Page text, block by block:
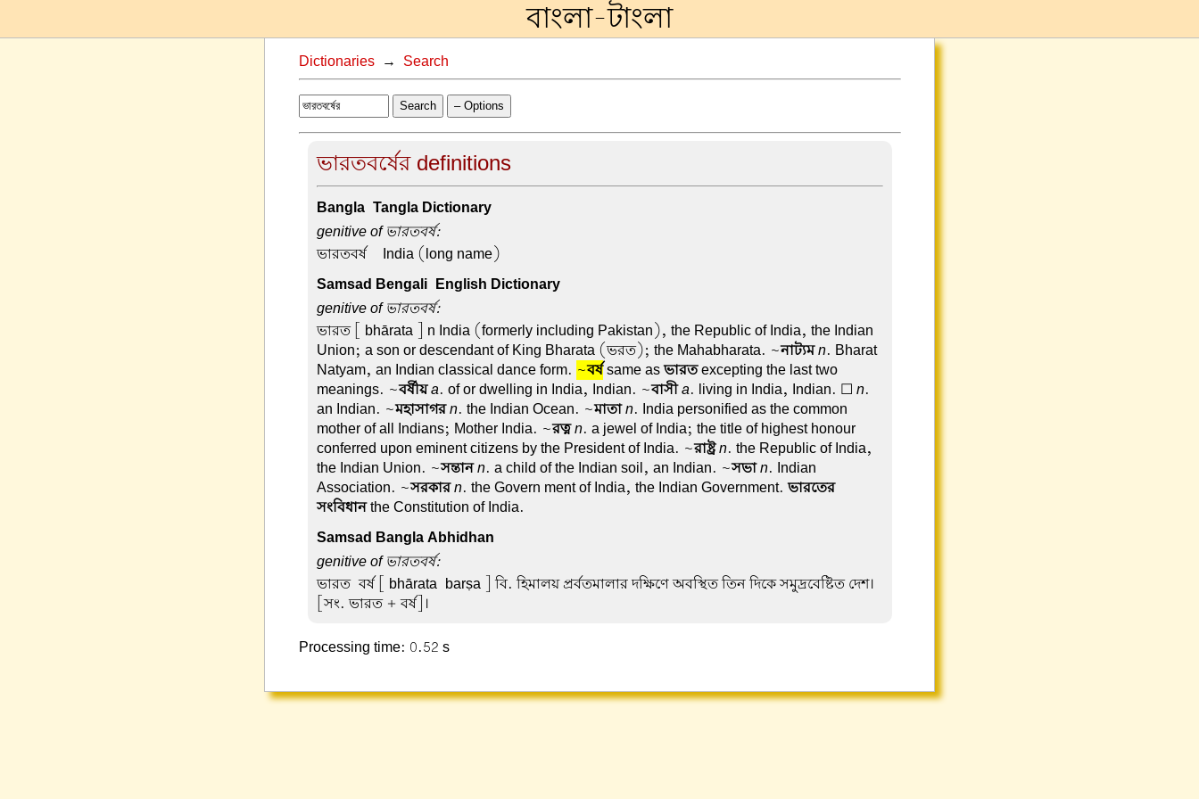
বাংলা-টাংলা
Dictionaries→ Search
Search – Options
ভারতবর্ষের definitions
Bangla-Tangla Dictionary
genitive of ভারতবর্ষ:
ভারতবর্ষ – India (long name)
Samsad Bengali-English Dictionary
genitive of ভারতবর্ষ:
ভারত[ bhārata ] n India (formerly including Pakistan), the Republic of India, the Indian
Union; a son or descendant of King Bharata (ভরত); the Mahabharata. ~নাট্যম n. Bharat
Natyam, an Indian classical dance form. ~বর্ষsame asভারতexcepting the last two
meanings. ~বর্ষীয় a. of or dwelling in India, Indian. ~বাসী a. living in India, Indian. ☐ n.
an Indian. ~মহাসাগর n. the Indian Ocean. ~মাতা n. India personified as the common
mother of all Indians; Mother India. ~রত্ন n. a jewel of India; the title of highest honour
conferred upon eminent citizens by the President of India. ~রাষ্ট্র n. the Republic of India,
the Indian Union. ~সন্তান n. a child of the Indian soil, an Indian. ~সভা n. Indian
Association. ~সরকার n. the Govern ment of India, the Indian Government.ভারতের
সংবিধানthe Constitution of India.
Samsad Bangla Abhidhan
genitive of ভারতবর্ষ:
ভারত-বর্ষ[ bhārata-barṣa ] বি. হিমালয় প্রর্বতমালার দক্ষিণে অবস্থিত তিন দিকে সমুদ্রবেষ্টিত দেশ।
[সং. ভারত + বর্ষ]।
Processing time: 0.52 s